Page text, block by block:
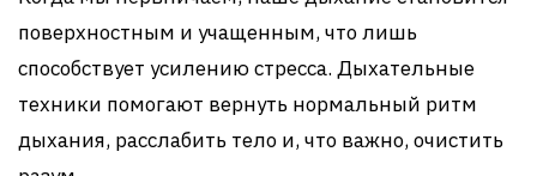
поверхностным и учащенным, что лишь
способствует усилению стресса. Дыхательные
техники помогают вернуть нормальный ритм
дыхания, расслабить тело и, что важно, очистить